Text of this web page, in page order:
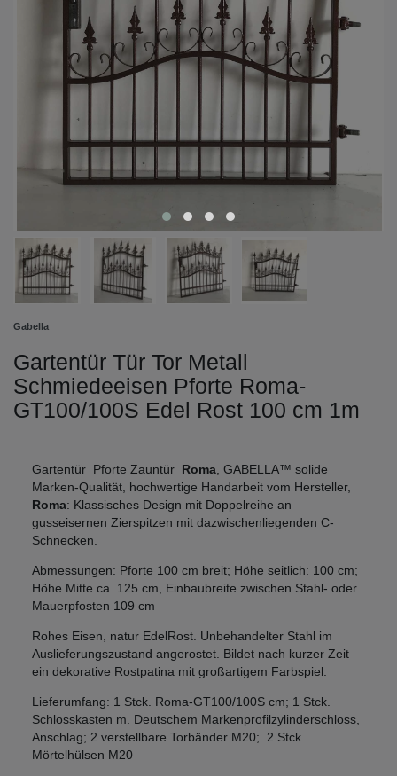
Gabella
Gartentür Tür Tor Metall
Schmiedeeisen Pforte Roma-
GT100/100S Edel Rost 100 cm 1m
Gartentür Pforte Zauntür Roma , GABELLA™ solide
Marken-Qualität, hochwertige Handarbeit vom Hersteller,
Roma: Klassisches Design mit Doppelreihe an
gusseisernen Zierspitzen mit dazwischenliegenden C-
Schnecken.
Abmessungen: Pforte 100 cm breit; Höhe seitlich: 100 cm;
Höhe Mitte ca. 125 cm, Einbaubreite zwischen Stahl- oder
Mauerpfosten 109 cm
Rohes Eisen, natur EdelRost. Unbehandelter Stahl im
Auslieferungszustand angerostet. Bildet nach kurzer Zeit
ein dekorative Rostpatina mit großartigem Farbspiel.
Lieferumfang: 1 Stck. Roma-GT100/100S cm; 1 Stck.
Schlosskasten m. Deutschem Markenprofilzylinderschloss,
Anschlag; 2 verstellbare Torbänder M20; 2 Stck.
Mörtelhülsen M20